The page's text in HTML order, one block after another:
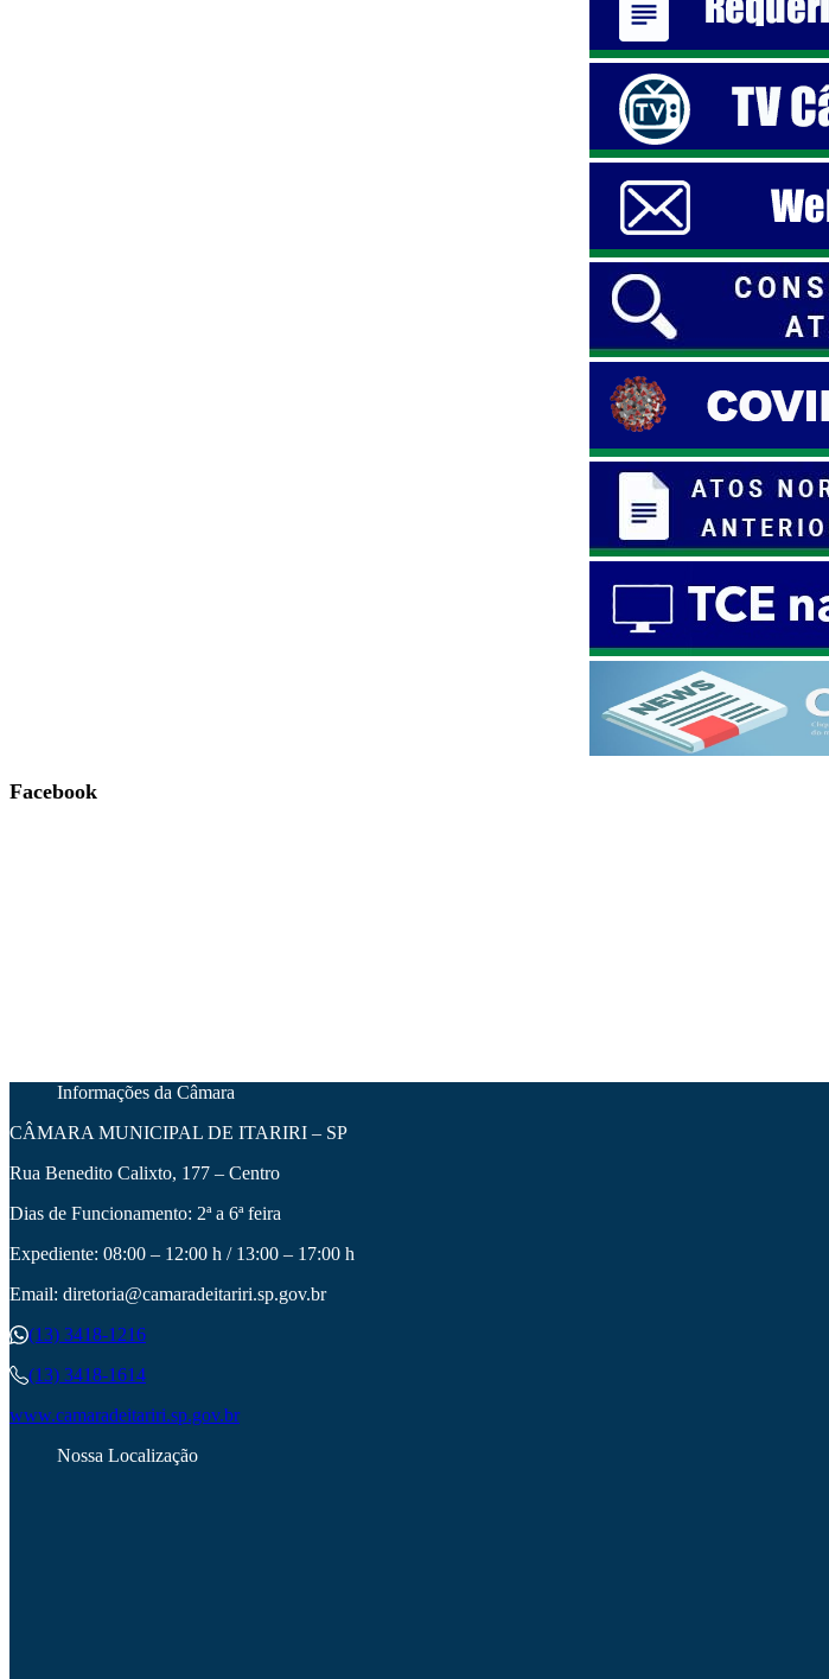
Facebook
Informações da Câmara
CÂMARA MUNICIPAL DE ITARIRI – SP
Rua Benedito Calixto, 177 – Centro
Dias de Funcionamento: 2ª a 6ª feira
Expediente: 08:00 – 12:00 h / 13:00 – 17:00 h
Email: diretoria@camaradeitariri.sp.gov.br
(13) 3418-1216
(13) 3418-1614
www.camaradeitariri.sp.gov.br
Nossa Localização